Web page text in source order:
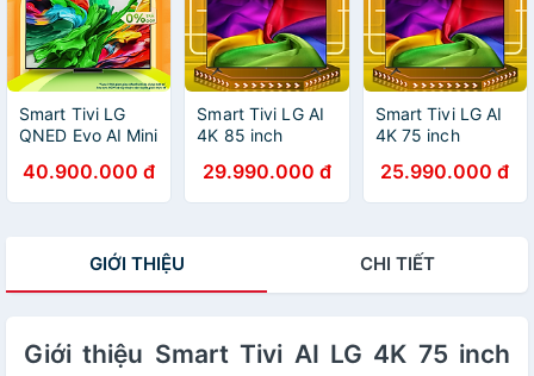
Smart Tivi LG
QNED Evo AI Mini
55QNED86ASA/
65 Inch
75QNED86ASA/
- Mới 100
40.900.000 đ
Smart Tivi LG AI
4K 85 inch
HÀNG CHÍNH
HÃNG - CHỈ
29.990.000 đ
Smart Tivi LG AI
4K 75 inch
HÀNG CHÍNH
HÃNG - CHỈ
25.990.000 đ
GIỚI THIỆU CHI TIẾT
Giới thiệu Smart Tivi AI LG 4K 75 inch